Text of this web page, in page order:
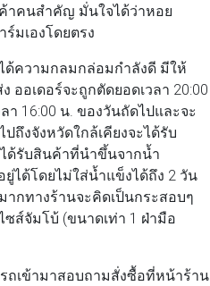
าคนสำคัญ มั่นใจได้ว่าหอย
มเองโดยตรง
ความกลมกล่อมกำลังดี มีให้
ออเดอร์จะถูกตัดยอดเวลา 20:00
า 16:00 น. ของวันถัดไปและจะ
ถึงจังหวัดใกล้เคียงจะได้รับ
ด้รับสินค้าที่นำขึ้นจากน้ำ
ได้โดยไม่ใส่น้ำแข็งได้ถึง 2 วัน
กทางร้านจะคิดเป็นกระสอบๆ
ส์จัมโบ้ (ขนาดเท่า 1 ฝ่ามือ
ถเข้ามาสอบถามสั่งซื้อที่หน้าร้าน